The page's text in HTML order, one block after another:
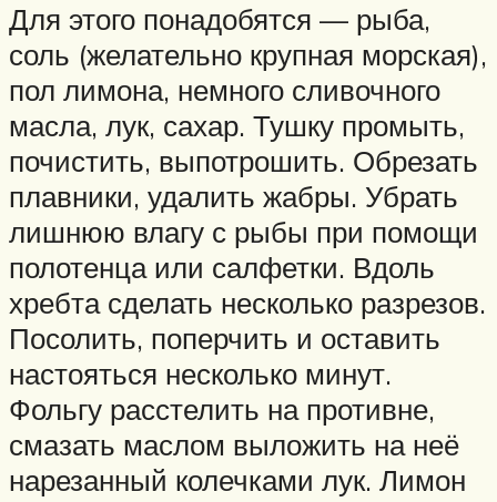
Для этого понадобятся — рыба,
соль (желательно крупная морская),
пол лимона, немного сливочного
масла, лук, сахар. Тушку промыть,
почистить, выпотрошить. Обрезать
плавники, удалить жабры. Убрать
лишнюю влагу с рыбы при помощи
полотенца или салфетки. Вдоль
хребта сделать несколько разрезов.
Посолить, поперчить и оставить
настояться несколько минут.
Фольгу расстелить на противне,
смазать маслом выложить на неё
нарезанный колечками лук. Лимон